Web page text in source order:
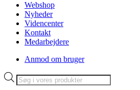
Webshop
Nyheder
Videncenter
Kontakt
Medarbejdere
Anmod om bruger
Products
search